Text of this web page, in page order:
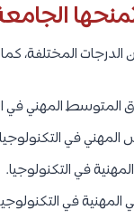
المختلفة،
المتوسط المهني في
المهني في
في التكنولوجيا.
المهنية في